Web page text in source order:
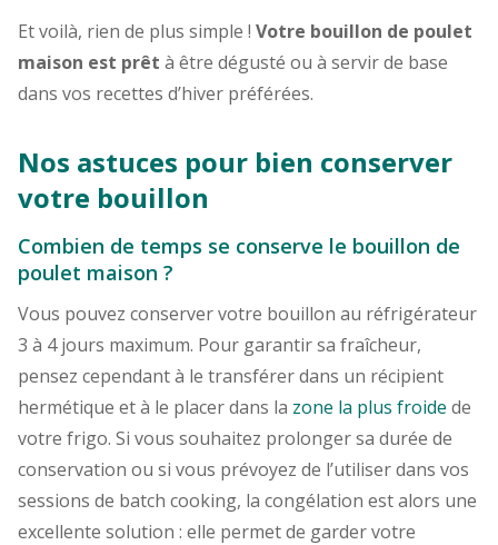
Et voilà, rien de plus simple ! Votre bouillon de poulet
maison est prêt à être dégusté ou à servir de base
dans vos recettes d’hiver préférées.
Nos astuces pour bien conserver
votre bouillon
Combien de temps se conserve le bouillon de
poulet maison ?
Vous pouvez conserver votre bouillon au réfrigérateur
3 à 4 jours maximum. Pour garantir sa fraîcheur,
pensez cependant à le transférer dans un récipient
hermétique et à le placer dans la zone la plus froide de
votre frigo. Si vous souhaitez prolonger sa durée de
conservation ou si vous prévoyez de l’utiliser dans vos
sessions de batch cooking, la congélation est alors une
excellente solution : elle permet de garder votre